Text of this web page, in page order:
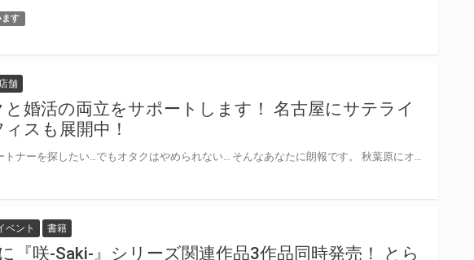
す
店舗
と婚活の両立をサポートします！ 名古屋にサテライ
ィスも展開中！
人生のパートナーを探したい…でもオタクはやめられない… そんなあなたに朗報です。 秋葉原にオタクのための結婚相談所「とら婚」がオープンしました！ とら婚ではオタクの皆様の理想の結婚を第一に考え婚活をサポートするアドバイザーが在籍しており、ご入会からご成婚まで懇切丁寧にサポートします。 「とらのあなだから結婚事業には弱いのでは・・・」とお思いの方！ とら婚では良質で多様な出会いの場を提供するため、東証一部上場企業であるIBJの運営する「日本結婚相談所連盟」に加盟し、連盟のノウハウを習得しています。さらに、IBJシステムの分析や心理法則に沿った戦略立案と、アドバイザーの「パーソナルな」アドバイスを組み合わせた、とら婚だけのノウハウにより、皆様へのプロフェッショナルな支援を実現しております。 成婚退会者が早くも出ており、会員数もますます増加しております。我々も皆様の理想のご結婚を目指し、より一層精進してまいりますので今後ともとら婚をよろしくお願い申し上げます。 また、現在とら婚では、オタク要素を持った方たちが集まるコンセプトパーティーを開催しております。まずは雰囲気から感じてみたい方は是非ご参加くださいませ！！ 詳細はこちらhttps://toracon.jp/events/
ベント 書籍
『咲-Saki-』シリーズ関連作品3作品同時発売！ とら